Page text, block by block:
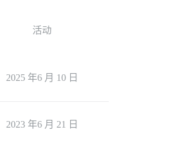
活动
2025 年6 月 10 日
2023 年6 月 21 日